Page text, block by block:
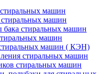
машин
машин
бака стиральных машин
машин
машин ( КЭН)
стиральных машин
стиральных машин